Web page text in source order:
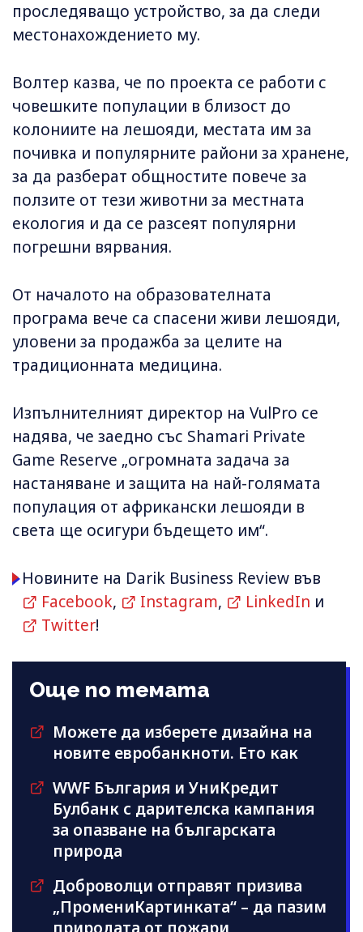
проследяващо устройство, за да следи
местонахождението му.
Волтер казва, че по проекта се работи с
човешките популации в близост до
колониите на лешояди, местата им за
почивка и популярните райони за хранене,
за да разберат общностите повече за
ползите от тези животни за местната
екология и да се разсеят популярни
погрешни вярвания.
От началото на образователната
програма вече са спасени живи лешояди,
уловени за продажба за целите на
традиционната медицина.
Изпълнителният директор на VulPro се
надява, че заедно със Shamari Private
Game Reserve „огромната задача за
настаняване и защита на най-голямата
популация от африкански лешояди в
света ще осигури бъдещето им“.
Новините на Darik Business Review във
Facebook, Instagram, LinkedIn и
Twitter!
Още по темата
Можете да изберете дизайна на
новите евробанкноти. Ето как
WWF България и УниКредит
Булбанк с дарителска кампания
за опазване на българската
природа
Доброволци отправят призива
„ПромениКартинката“ – да пазим